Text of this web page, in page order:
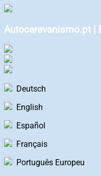
Autocaravanismo.pt |
Deutsch
English
Español
Français
Português Europeu